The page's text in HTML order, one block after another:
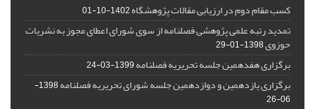
کسب مقام دوم در ارزیابی مقالات پژوهشگاه1402-10-01
تمدید رتبه علمی پژوهشی فصلنامه از سوی شورای اعطای مجوز به نشریات
حوزوی1398-01-29
برگزاری هفدهمین جلسه تحریریه فصلنامه1399-03-24
برگزاری یازدهمین و دوازدهمین جلسه شورای تحریریه فصلنامه
1398-
06-26